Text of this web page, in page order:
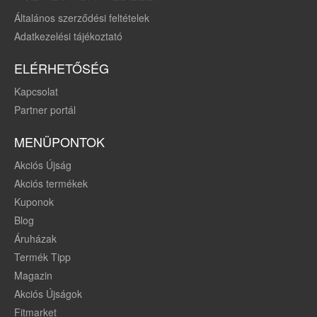
Általános szerződési feltételek
Adatkezelési tájékoztató
ELÉRHETŐSÉG
Kapcsolat
Partner portál
MENÜPONTOK
Akciós Újság
Akciós termékek
Kuponok
Blog
Áruházak
Termék Tipp
Magazin
Akciós Újságok
Fitmarket